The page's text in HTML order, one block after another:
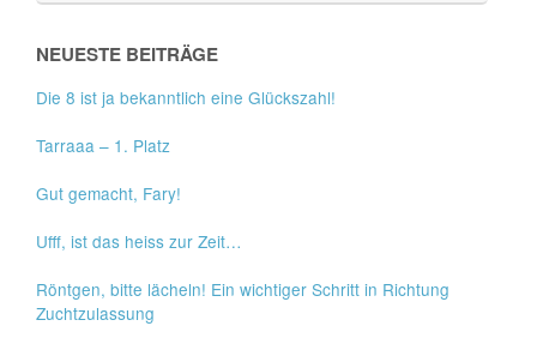
NEUESTE BEITRÄGE
Die 8 ist ja bekanntlich eine Glückszahl!
Tarraaa – 1. Platz
Gut gemacht, Fary!
Ufff, ist das heiss zur Zeit…
Röntgen, bitte lächeln! Ein wichtiger Schritt in Richtung
Zuchtzulassung